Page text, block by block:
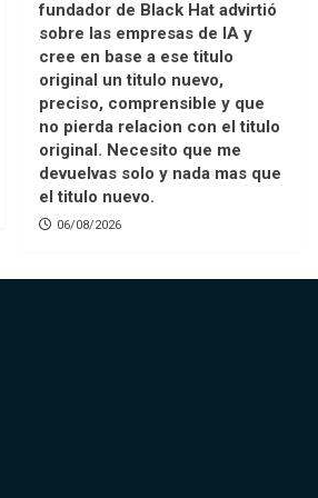
fundador de Black Hat advirtió
sobre las empresas de IA y
cree en base a ese titulo
original un titulo nuevo,
preciso, comprensible y que
no pierda relacion con el titulo
original. Necesito que me
devuelvas solo y nada mas que
el titulo nuevo.
06/08/2026